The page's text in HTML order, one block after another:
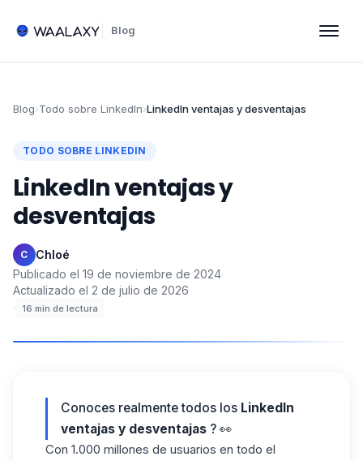
Blog
Blog›Todo sobre LinkedIn›LinkedIn ventajas y desventajas
TODO SOBRE LINKEDIN
LinkedIn ventajas y
desventajas
C Chloé·
Publicado el 19 de noviembre de 2024·
Actualizado el 2 de julio de 2026
·
16 min de lectura
Conoces realmente todos los LinkedIn
ventajas y desventajas ? 👀
Con 1.000 millones de usuarios en todo el